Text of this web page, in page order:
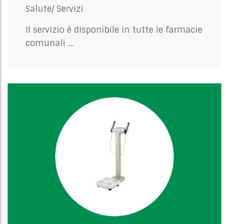
Salute/ Servizi
Il servizio è disponibile in tutte le farmacie
comunali ...